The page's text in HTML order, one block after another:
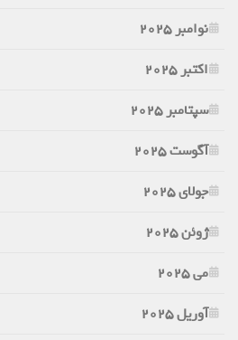
نوامبر 2025
اکتبر 2025
سپتامبر 2025
آگوست 2025
جولای 2025
ژوئن 2025
می 2025
آوریل 2025